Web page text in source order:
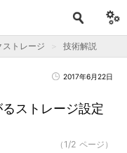
ストレージ 技術解説
2017年6月22日
ストレージ設定
（1/2 ページ）